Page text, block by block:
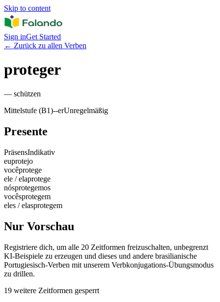
Skip to content
Sign inGet Started
← Zurück zu allen Verben
proteger
— schützen
Mittelstufe (B1)--erUnregelmäßig
Presente
PräsensIndikativ
euprotejo
vocêprotege
ele / elaprotege
nósprotegemos
vocêsprotegem
eles / elasprotegem
Nur Vorschau
Registriere dich, um alle 20 Zeitformen freizuschalten, unbegrenzt
KI-Beispiele zu erzeugen und dieses und andere brasilianische
Portugiesisch-Verben mit unserem Verbkonjugations-Übungsmodus
zu drillen.
19 weitere Zeitformen gesperrt